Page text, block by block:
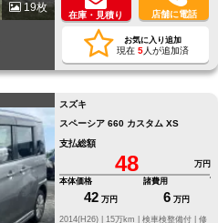
19枚
在庫・見積り 店舗に電話
お気に入り追加
現在 5人が追加済
スズキ
スペーシア 660 カスタム XS
支払総額
48
万円
本体価格
42 万円
諸費用
6 万円
修